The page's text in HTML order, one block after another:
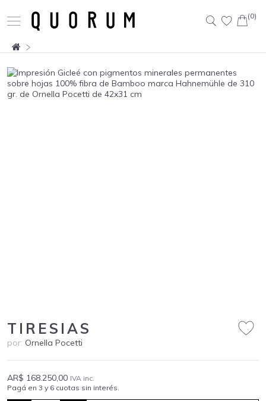
Buscar:
(0)
TIRESIAS
por: Ornella Pocetti
AR$ 168.250,00 IVA inc.
Pagá en 3 y 6 cuotas sin interés.